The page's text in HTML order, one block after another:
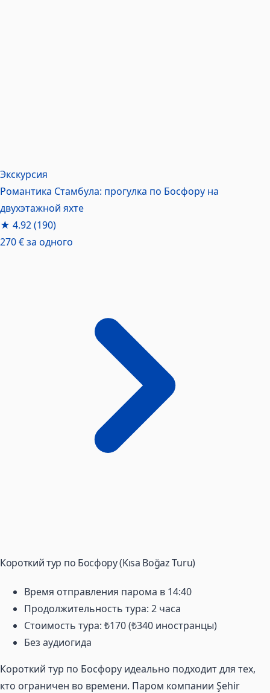
Экскурсия
Романтика Стамбула: прогулка по Босфору на
двухэтажной яхте
★ 4.92(190)
270 €за одного
Короткий тур по Босфору (Kısa Boğaz Turu)
Время отправления парома в 14:40
Продолжительность тура: 2 часа
Стоимость тура: ₺170 (₺340 иностранцы)
Без аудиогида
Короткий тур по Босфору идеально подходит для тех,
кто ограничен во времени. Паром компании Şehir